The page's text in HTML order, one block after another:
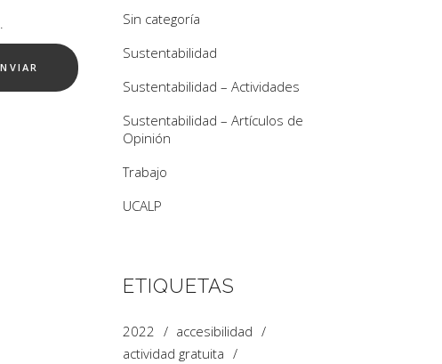
Sin categoría
Sustentabilidad
Sustentabilidad – Actividades
Sustentabilidad – Artículos de
Opinión
Trabajo
UCALP
ETIQUETAS
2022
accesibilidad
actividad gratuita